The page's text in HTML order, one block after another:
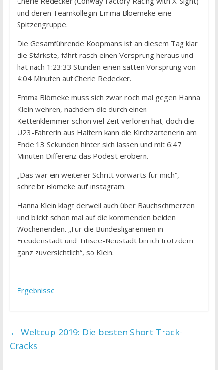
und deren Teamkollegin Emma Bloemeke eine
Spitzengruppe.
Die Gesamführende Koopmans ist an diesem Tag klar
die Stärkste, fährt rasch einen Vorsprung heraus und
hat nach 1:23:33 Stunden einen satten Vorsprung von
4:04 Minuten auf Cherie Redecker.
Emma Blömeke muss sich zwar noch mal gegen Hanna
Klein wehren, nachdem die durch einen
Kettenklemmer schon viel Zeit verloren hat, doch die
U23-Fahrerin aus Haltern kann die Kirchzartenerin am
Ende 13 Sekunden hinter sich lassen und mit 6:47
Minuten Differenz das Podest erobern.
„Das war ein weiterer Schritt vorwärts für mich“,
schreibt Blömeke auf Instagram.
Hanna Klein klagt derweil auch über Bauchschmerzen
und blickt schon mal auf die kommenden beiden
Wochenenden. „Für die Bundesligarennen in
Freudenstadt und Titisee-Neustadt bin ich trotzdem
ganz zuversichtlich“, so Klein.
Ergebnisse
← Weltcup 2019: Die besten Short Track-
Cracks